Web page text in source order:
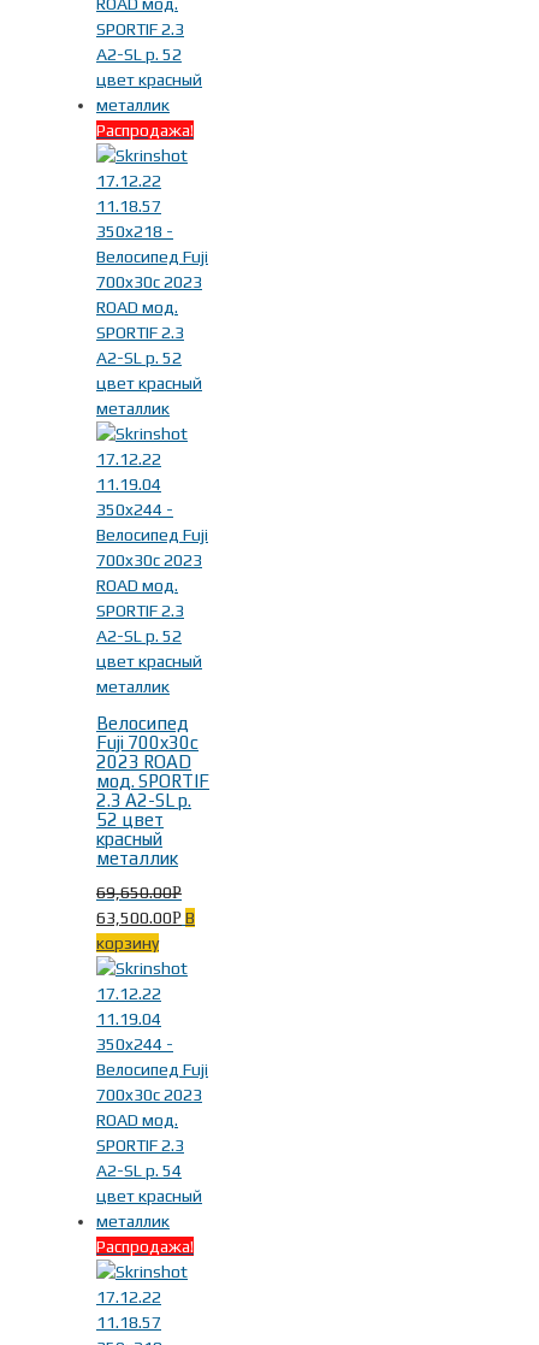
Дорожные велосипеды
Шоссейные велосипеды
Fuji(23)
Год выпуска
2023г.
2024г.(13)
Диаметр колес
700x30c
Размер рамы
Fuji L 56см рост 175-183см
Fuji M 54см рост 168-178см
Fuji S 52см рост 160-170см
Fuji XL 58см рост 180-188см
Fuji XS 49см рост 152-163см
Fuji XXL 61см рост 185-196см
Fuji XXS 46см рост 145-153см
Распродажа!
Велосипед
Fuji 700x30c
2023 ROAD
мод. SPORTIF
2.3 A2-SL р.
52 цвет
красный
металлик
69,650.00Р
63,500.00Р В
корзину
Распродажа!